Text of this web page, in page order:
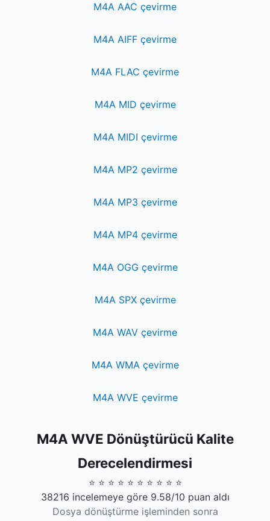
M4A AAC çevirme
M4A AIFF çevirme
M4A FLAC çevirme
M4A MID çevirme
M4A MIDI çevirme
M4A MP2 çevirme
M4A MP3 çevirme
M4A MP4 çevirme
M4A OGG çevirme
M4A SPX çevirme
M4A WAV çevirme
M4A WMA çevirme
M4A WVE çevirme
M4A WVE Dönüştürücü Kalite
Derecelendirmesi
⭐ ⭐ ⭐ ⭐ ⭐ ⭐ ⭐ ⭐ ⭐ ⭐
38216 incelemeye göre 9.58/10 puan aldı
Dosya dönüştürme işleminden sonra